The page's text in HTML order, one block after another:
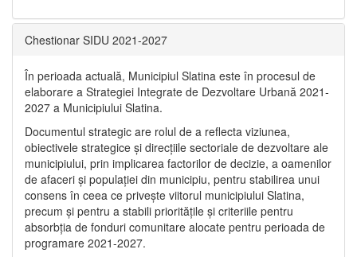
Chestionar SIDU 2021-2027
În perioada actuală, Municipiul Slatina este în procesul de
elaborare a Strategiei Integrate de Dezvoltare Urbană 2021‐
2027 a Municipiului Slatina.
Documentul strategic are rolul de a reflecta viziunea,
obiectivele strategice și direcțiile sectoriale de dezvoltare ale
municipiului, prin implicarea factorilor de decizie, a oamenilor
de afaceri și populației din municipiu, pentru stabilirea unui
consens în ceea ce privește viitorul municipiului Slatina,
precum și pentru a stabili prioritățile și criteriile pentru
absorbția de fonduri comunitare alocate pentru perioada de
programare 2021-2027.